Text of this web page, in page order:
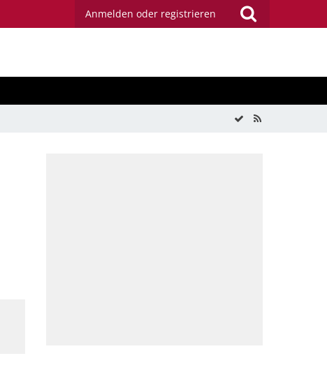
Anmelden oder registrieren